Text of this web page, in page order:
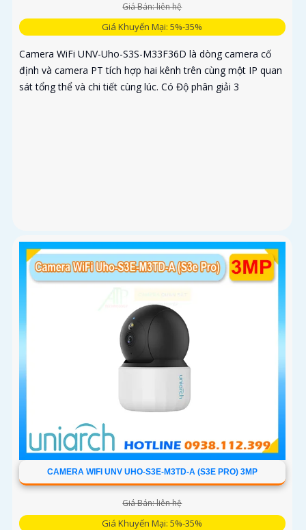
Giá Bán: liên hệ
Giá Khuyến Mại: 5%-35%
Camera WiFi UNV-Uho-S3S-M33F36D là dòng camera cố
định và camera PT tích hợp hai kênh trên cùng một IP quan
sát tổng thể và chi tiết cùng lúc. Có Độ phân giải 3
CAMERA WIFI UNV UHO-S3E-M3TD-A (S3E PRO) 3MP
Giá Bán: liên hệ
Giá Khuyến Mại: 5%-35%